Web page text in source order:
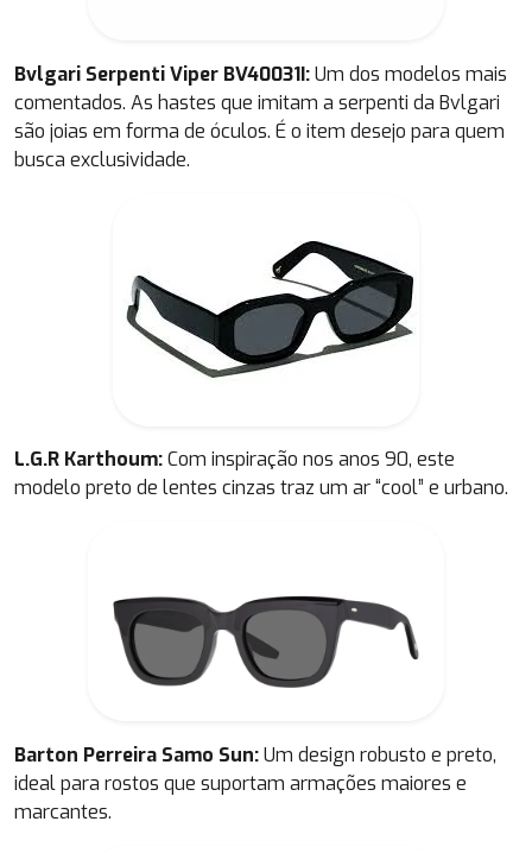
Bvlgari Serpenti Viper BV40031I:Um dos modelos mais
comentados. As hastes que imitam a serpenti da Bvlgari
são joias em forma de óculos. É o item desejo para quem
busca exclusividade.
L.G.R Karthoum:Com inspiração nos anos 90, este
modelo preto de lentes cinzas traz um ar “cool” e urbano.
Barton Perreira Samo Sun:Um design robusto e preto,
ideal para rostos que suportam armações maiores e
marcantes.